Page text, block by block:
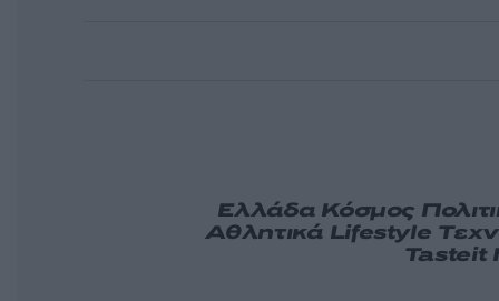
Ελλάδα Κόσμος
Αθλητικά Lifestyle
Tasteit